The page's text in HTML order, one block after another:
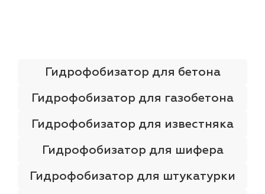
Гидрофобизатор для бетона
Гидрофобизатор для газобетона
Гидрофобизатор для известняка
Гидрофобизатор для шифера
Гидрофобизатор для штукатурки